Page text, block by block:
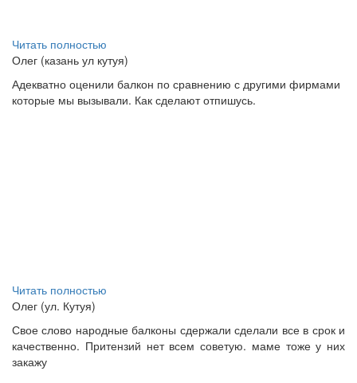
Читать полностью
Олег (казань ул кутуя)
Адекватно оценили балкон по сравнению с другими фирмами
которые мы вызывали. Как сделают отпишусь.
Читать полностью
Олег (ул. Кутуя)
Свое слово народные балконы сдержали сделали все в срок и
качественно. Притензий нет всем советую. маме тоже у них
закажу